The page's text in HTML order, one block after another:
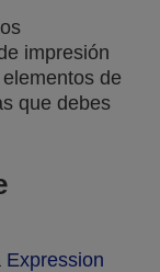
impresión
de
que debes
Expression